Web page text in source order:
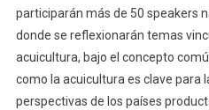
participarán más de 50 speakers
donde se reflexionarán temas
acuicultura, bajo el concepto
como la acuicultura es clave para
perspectivas de los países